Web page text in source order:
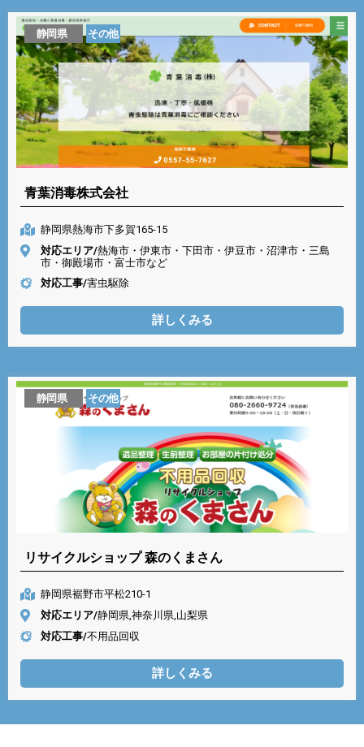
静岡県 その他
青葉消毒株式会社
静岡県熱海市下多賀165-15
対応エリア/熱海市・伊東市・下田市・伊豆市・沼津市・三島
市・御殿場市・富士市など
対応工事/害虫駆除
詳しくみる
静岡県 その他
リサイクルショップ 森のくまさん
静岡県裾野市平松210-1
対応エリア/静岡県,神奈川県,山梨県
対応工事/不用品回収
詳しくみる